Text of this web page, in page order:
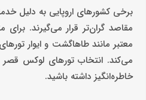
برخی کشورهای اروپایی به دلیل
می‌کند. انتخاب تورهای لوکس قصر
خاطره‌انگیز داشته باشید.